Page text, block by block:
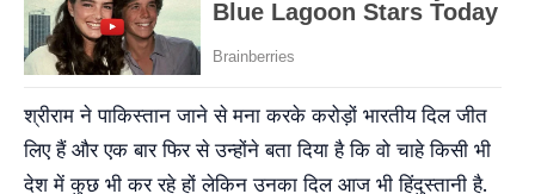
श्रीराम ने पाकिस्तान जाने से मना करके करोड़ों भारतीय दिल जीत
लिए हैं और एक बार फिर से उन्होंने बता दिया है कि वो चाहे किसी भी
देश में कुछ भी कर रहे हों लेकिन उनका दिल आज भी हिंदुस्तानी है.